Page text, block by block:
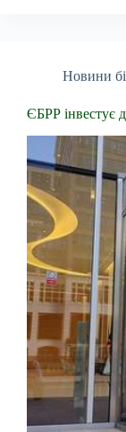
Новини
ЄБРР інвестує